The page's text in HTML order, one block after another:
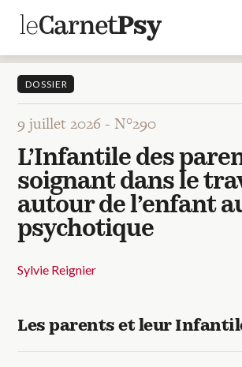
Articles
A la une
Adolescence
Dispositif
Enfance
Périnatalité
Psychanalyse
Psychopathologie
Soin
Dossiers
Auteurs
Recherches
DOSSIER
9 juillet 2026 -N°290
L’Infantile des
soignant dans le
autour de l’enfant
psychotique
Sylvie Reignier
Les parents et leur